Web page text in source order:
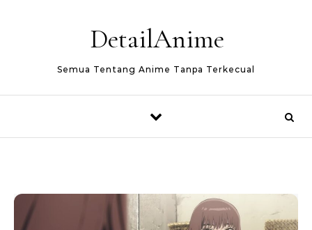
DetailAnime
Semua Tentang Anime Tanpa Terkecual